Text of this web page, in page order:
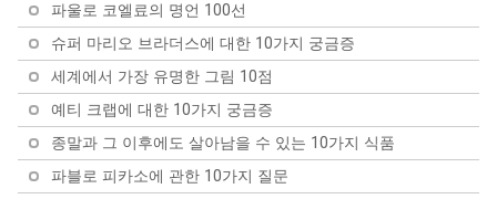
파울로 코엘료의 명언 100선
슈퍼 마리오 브라더스에 대한 10가지 궁금증
세계에서 가장 유명한 그림 10점
예티 크랩에 대한 10가지 궁금증
종말과 그 이후에도 살아남을 수 있는 10가지 식품
파블로 피카소에 관한 10가지 질문